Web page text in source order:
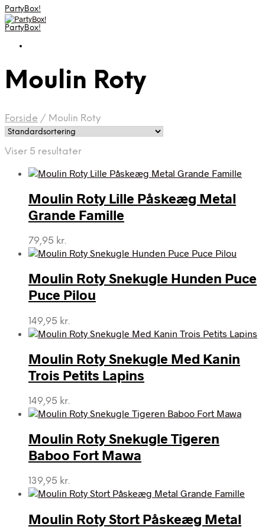
PartyBox!
PartyBox!
Moulin Roty
Forside / Moulin Roty
Viser 5 resultater
Moulin Roty Lille Påskeæg Metal
Grande Famille
79,95 kr.
Moulin Roty Snekugle Hunden Puce
Puce Pilou
149,95 kr.
Moulin Roty Snekugle Med Kanin
Trois Petits Lapins
149,95 kr.
Moulin Roty Snekugle Tigeren
Baboo Fort Mawa
139,95 kr.
Moulin Roty Stort Påskeæg Metal